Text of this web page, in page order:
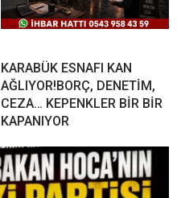
KARABÜK ESNAFI KAN
AĞLIYOR!BORÇ, DENETİM,
CEZA… KEPENKLER BİR BİR
KAPANIYOR